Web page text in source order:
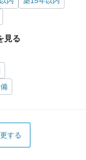
する
見る
グ
照明器具付